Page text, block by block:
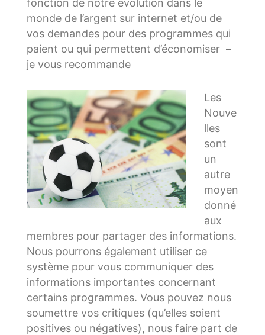
fonction de notre évolution dans le
monde de l’argent sur internet et/ou de
vos demandes pour des programmes qui
paient ou qui permettent d’économiser –
je vous recommande
Les
Nouve
lles
sont
un
autre
moyen
donné
aux
membres pour partager des informations.
Nous pourrons également utiliser ce
système pour vous communiquer des
informations importantes concernant
certains programmes. Vous pouvez nous
soumettre vos critiques (qu’elles soient
positives ou négatives), nous faire part de